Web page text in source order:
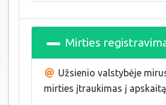
Mirties
Užsienio valstybėje
mirties įtraukimas į apskaitą